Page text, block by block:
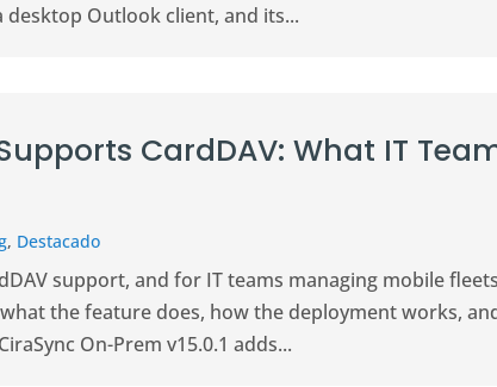
Outlook client, and its...
CardDAV: What IT
, Destacado
support, and for IT teams managing mobile
the feature does, how the deployment works,
On-Prem v15.0.1 adds...